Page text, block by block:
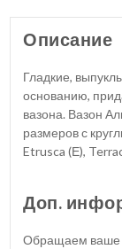
Описание
Гладкие,
основанию,
вазона. Вазон
размеров с
Etrusca (Е),
Доп.
Обращаем ваше